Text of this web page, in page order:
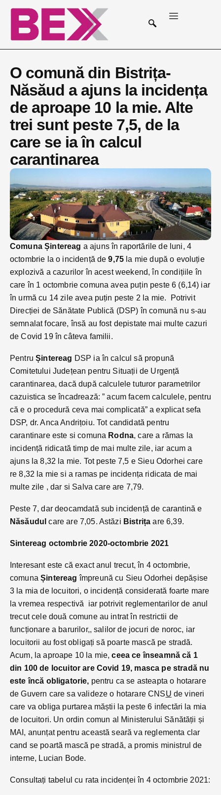
O comună din Bistrița-
Năsăud a ajuns la incidența
de aproape 10 la mie. Alte
trei sunt peste 7,5, de la
care se ia în calcul
carantinarea
Comuna Șintereag a ajuns în raportările de luni, 4
octombrie la o incidență de9,75 la mie după o evoluție
explozivă a cazurilor în acest weekend, în condițiile în
care în 1 octombrie comuna avea puțin peste 6 (6,14) iar
în urmă cu 14 zile avea puțin peste 2 la mie. Potrivit
Direcției de Sănătate Publică (DSP) în comună nu s-au
semnalat focare, însă au fost depistate mai multe cazuri
de Covid 19 în câteva familii.
PentruȘintereag DSP ia în calcul să propună
Comitetului Județean pentru Situații de Urgență
carantinarea, dacă după calculele tuturor parametrilor
cazuistica se încadrează: ” acum facem calculele, pentru
că e o procedură ceva mai complicată” a explicat sefa
DSP, dr. Anca Andrițoiu. Tot candidată pentru
carantinare este si comuna Rodna, care a rămas la
incidență ridicată timp de mai multe zile, iar acum a
ajuns la 8,32 la mie. Tot peste 7,5 e Sieu Odorhei care
re 8,32 la mie si a ramas pe incidența ridicata de mai
multe zile , dar si Salva care are 7,79.
Peste 7, dar deocamdată sub incidență de carantină e
Năsăudul care are 7,05. Astăzi Bistrița are 6,39.
Sintereag octombrie 2020-octombrie 2021
Interesant este că exact anul trecut, în 4 octombrie,
comunaȘintereag împreună cu Sieu Odorhei depășise
3 la mia de locuitori, o incidență considerată foarte mare
la vremea respectivă iar potrivit reglementarilor de anul
trecut cele două comune au intrat în restrictii de
funcționare a barurilor,, salilor de jocuri de noroc, iar
locuitorii au fost obligați să poarte mască pe stradă.
Acum, la aproape 10 la mie,ceea ce înseamnă că 1
din 100 de locuitor are Covid 19, masca pe stradă nu
este încă obligatorie, pentru ca se asteapta o hotarare
de Guvern care sa valideze o hotarare CNSU de vineri
care va obliga purtarea măștii la peste 6 infectări la mia
de locuitori. Un ordin comun al Ministerului Sănătății și
MAI, anunțat pentru această seară va reglementa clar
cand se poartă mască pe stradă, a promis ministrul de
interne, Lucian Bode.
Consultați tabelul cu rata incidenței în 4 octombrie 2021: